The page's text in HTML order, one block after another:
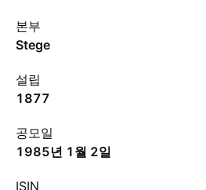
본부
Stege
설립
1877
공모일
1985년 1월 2일
ISIN